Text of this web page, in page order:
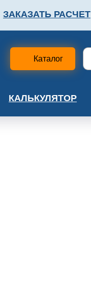
ЗАКАЗАТЬ РАСЧЕТ
ФАЛЬШПОЛ
Каталог
КАЛЬКУЛЯТОР